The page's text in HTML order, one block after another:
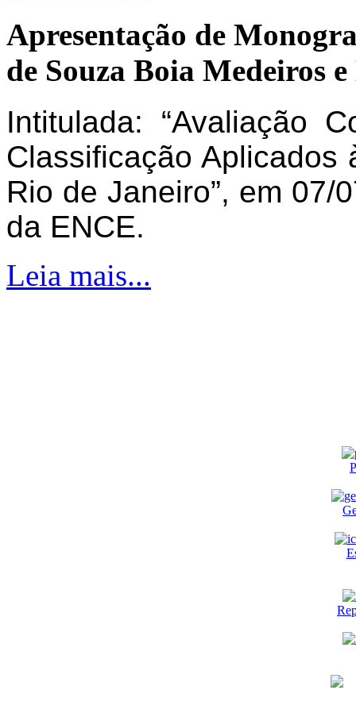
Apresentação de
de Souza Boia Medeiros
Intitulada: “Avaliação
Classificação Aplicados
Rio de Janeiro”, em
da ENCE.
Leia mais...